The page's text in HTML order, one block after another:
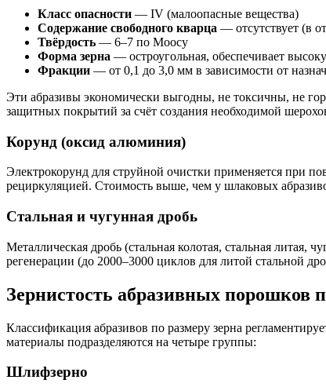
Класс опасности — IV (малоопасные вещества)
Содержание свободного кварца — отсутствует (в
Твёрдость — 6–7 по Моосу
Форма зерна — остроугольная, обеспечивает
Фракции — от 0,1 до 3,0 мм в зависимости от
Эти абразивы экономически выгодны, не токсичны, не
защитных покрытий за счёт создания необходимой
Корунд (оксид алюминия)
Электрокорунд для струйной очистки применяется при
рециркуляцией. Стоимость выше, чем у шлаковых
Стальная и чугунная дробь
Металлическая дробь (стальная колотая, стальная
регенерации (до 2000–3000 циклов для литой стальной
Зернистость абразивных порошков
Классификация абразивов по размеру зерна
материалы подразделяются на четыре группы:
Шлифзерно